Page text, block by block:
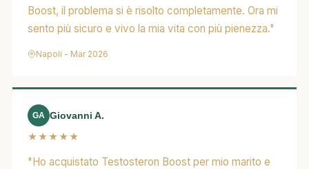
Boost, il problema si è risolto completamente. Ora mi
sento più sicuro e vivo la mia vita con più pienezza."
Napoli - Mar 2026
GA Giovanni A.
★★★★★
"Ho acquistato Testosteron Boost per mio marito e